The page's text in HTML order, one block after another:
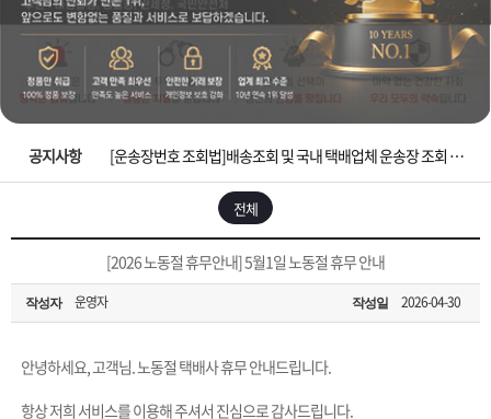
요
니
파
워
맨
제
품
은
노
객
마
공지사항
입금확인이 안되는 상황을 대비해 꼭 입금후 고객센터 연락바랍니다.
[2026구정 연휴]설 연휴 배송 및 휴무 안내
[운송장번호 조회법]배송조회 및 국내 택배업체 운송장 조회 하는법
[ios앱 오픈]아이폰 고객 앱설치 가능합니다.
[무인택배함 이용 안내] 집 밖에 주소로 택배 받기
입금확인이 안되는 상황을 대비해 꼭 입금후 고객센터 연락바랍니다.
[2026구정 연휴]설 연휴 배송 및 휴무 안내
전체
[2026 노동절 휴무안내] 5월1일 노동절 휴무 안내
작성자 운영자 작성일 2026-04-30
안녕하세요, 고객님. 노동절 택배사 휴무 안내드립니다.
항상 저희 서비스를 이용해 주셔서 진심으로 감사드립니다.